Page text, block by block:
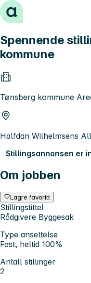
Hopp til innhold
Spennende
kommune
Tønsberg kommune
Halfdan Wilhelmsens
Stillingsannonsen er
Om jobben
Lagre favoritt
Stillingstittel
Rådgivere Byggesak
Type ansettelse
Fast, heltid 100%
Antall stillinger
2